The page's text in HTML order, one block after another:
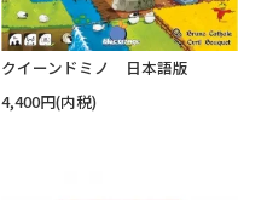
クイーンドミノ 日本語版
4,400円(内税)